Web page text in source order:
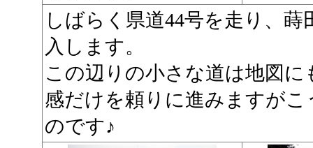
しばらく県道44号を走り、
入します。
この辺りの小さな道は地図
感だけを頼りに進みますが
のです♪